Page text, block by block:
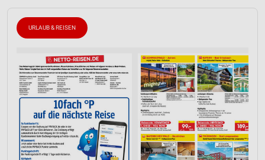
URLAUB & REISEN